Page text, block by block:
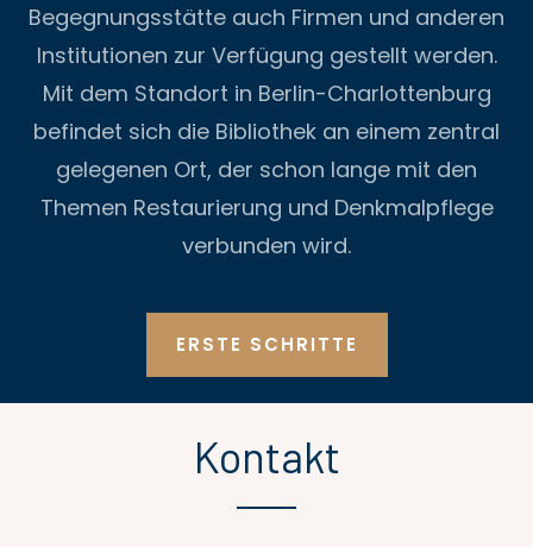
Begegnungsstätte auch Firmen und anderen
Institutionen zur Verfügung gestellt werden.
Mit dem Standort in Berlin-Charlottenburg
befindet sich die Bibliothek an einem zentral
gelegenen Ort, der schon lange mit den
Themen Restaurierung und Denkmalpflege
verbunden wird.
ERSTE SCHRITTE
Kontakt